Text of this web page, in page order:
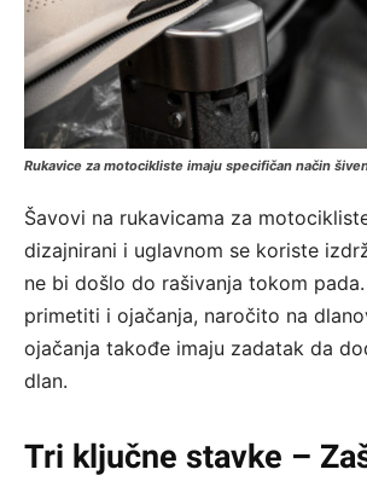
Rukavice za motocikliste imaju specifičan način
Šavovi na rukavicama za
dizajnirani i uglavnom se koriste
ne bi došlo do rašivanja tokom
primetiti i ojačanja, naročito na
ojačanja takođe imaju zadatak da
dlan.
Tri ključne stavke –